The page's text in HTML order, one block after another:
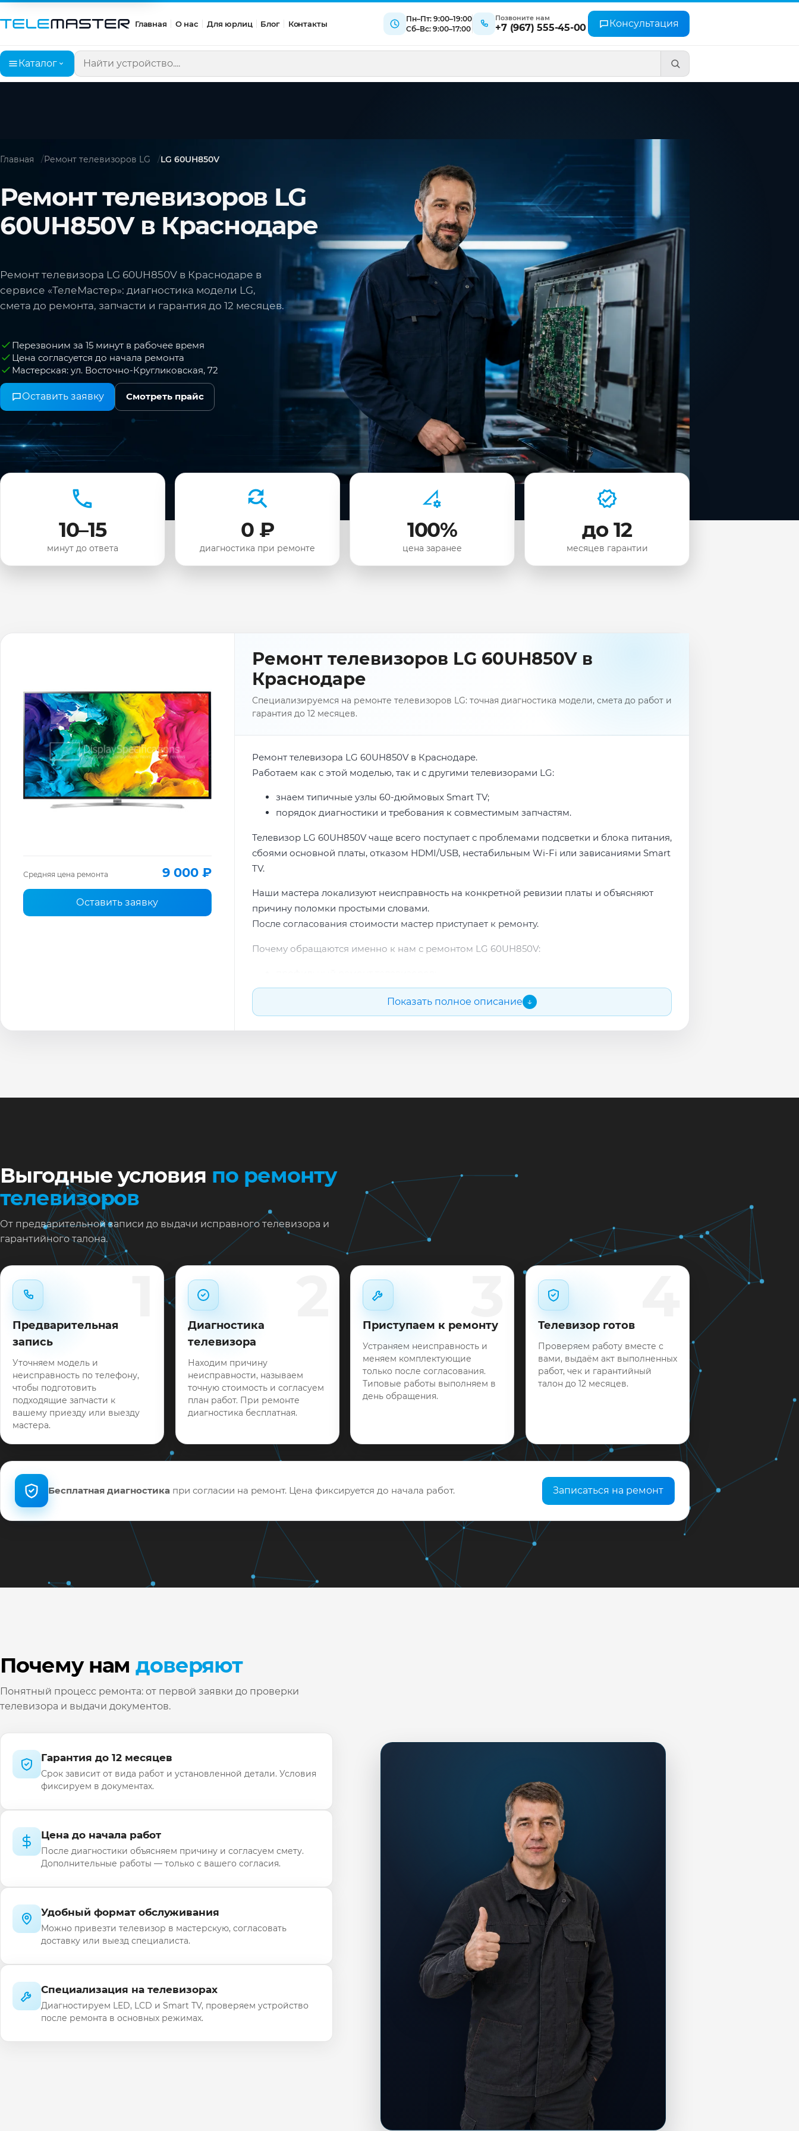
Главная О нас Для юрлиц Блог Контакты
Пн–Пт: 9:00–19:00
Сб–Вс: 9:00–17:00
Позвоните нам
+7 (967) 555-45-00 Консультация
Каталог
Поиск по сайту
Главная Ремонт телевизоров LG LG 60UH850V
Ремонт телевизоров LG
60UH850V в Краснодаре
Ремонт телевизора LG 60UH850V в Краснодаре в
сервисе «ТелеМастер»: диагностика модели LG,
смета до ремонта, запчасти и гарантия до 12 месяцев.
Перезвоним за 15 минут в рабочее время
Цена согласуется до начала ремонта
Мастерская: ул. Восточно-Кругликовская, 72
Оставить заявку Смотреть прайс
10–15
минут до ответа
0 ₽
диагностика при ремонте
100%
цена заранее
до 12
месяцев гарантии
Средняя цена ремонта 9 000 ₽
Оставить заявку
Ремонт телевизоров LG 60UH850V в
Краснодаре
Специализируемся на ремонте телевизоров LG: точная диагностика модели, смета до работ и
гарантия до 12 месяцев.
Ремонт телевизора LG 60UH850V в Краснодаре.
Работаем как с этой моделью, так и с другими телевизорами LG:
знаем типичные узлы 60-дюймовых Smart TV;
порядок диагностики и требования к совместимым запчастям.
Телевизор LG 60UH850V чаще всего поступает с проблемами подсветки и блока питания,
сбоями основной платы, отказом HDMI/USB, нестабильным Wi-Fi или зависаниями Smart
TV.
Наши мастера локализуют неисправность на конкретной ревизии платы и объясняют
причину поломки простыми словами.
После согласования стоимости мастер приступает к ремонту.
Почему обращаются именно к нам с ремонтом LG 60UH850V:
опыт по бренду LG;
прозрачная смета до начала работ;
подбор проверенных комплектующих.
Оставьте заявку или позвоните: укажите симптомы — подскажем ориентир по сроку и
Показать полное описание ↓
Выгодные условия по ремонту
телевизоров
От предварительной записи до выдачи исправного телевизора и
гарантийного талона.
Предварительная
запись
Уточняем модель и
неисправность по телефону,
чтобы подготовить
подходящие запчасти к
вашему приезду или выезду
мастера.
Диагностика
телевизора
Находим причину
неисправности, называем
точную стоимость и согласуем
план работ. При ремонте
диагностика бесплатная.
Приступаем к ремонту
Устраняем неисправность и
меняем комплектующие
только после согласования.
Типовые работы выполняем в
день обращения.
Телевизор готов
Проверяем работу вместе с
вами, выдаём акт выполненных
работ, чек и гарантийный
талон до 12 месяцев.
Бесплатная диагностика при согласии на ремонт. Цена фиксируется до начала работ. Записаться на ремонт
Почему намдоверяют
Понятный процесс ремонта: от первой заявки до проверки
телевизора и выдачи документов.
Гарантия до 12 месяцев
Срок зависит от вида работ и установленной детали. Условия
фиксируем в документах.
Цена до начала работ
После диагностики объясняем причину и согласуем смету.
Дополнительные работы — только с вашего согласия.
Удобный формат обслуживания
Можно привезти телевизор в мастерскую, согласовать
доставку или выезд специалиста.
Специализация на телевизорах
Диагностируем LED, LCD и Smart TV, проверяем устройство
после ремонта в основных режимах.